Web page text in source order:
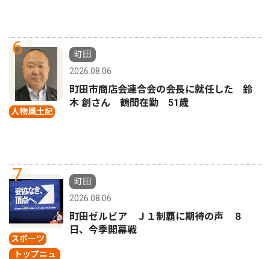
6
人物風土記
町田
2026.08.06
町田市商店会連合会の会長に就任した 鈴
木 創さん 鶴間在勤 51歳
7
スポーツ
トップニュ
町田
2026.08.06
町田ゼルビア Ｊ１制覇に期待の声 ８
日、今季開幕戦